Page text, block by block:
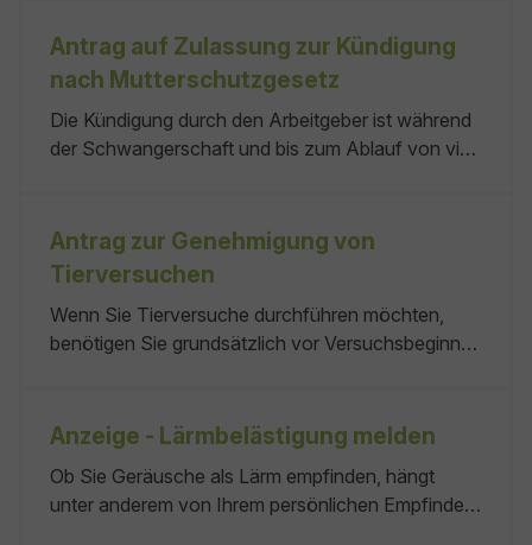
Das Bürgergeld wird nur auf Antrag gezahlt.
Pauschalierter monatlicher Betrag (Regelbedarf):
Sofortzuschlag für Kinder:
Antrag auf Zulassung zur Kündigung
nach Mutterschutzgesetz
Die Kündigung durch den Arbeitgeber ist während
der Schwangerschaft und bis zum Ablauf von vier
Fehlgeburt nach der zwölften
Schwangerschaftswoche. abhängig vom
Antrag zur Genehmigung von
Tierversuchen
Wenn Sie Tierversuche durchführen möchten,
benötigen Sie grundsätzlich vor Versuchsbeginn
Das Regierungspräsidium in Ihrem
Anzeige - Lärmbelästigung melden
Ob Sie Geräusche als Lärm empfinden, hängt
unter anderem von Ihrem persönlichen Empfinden